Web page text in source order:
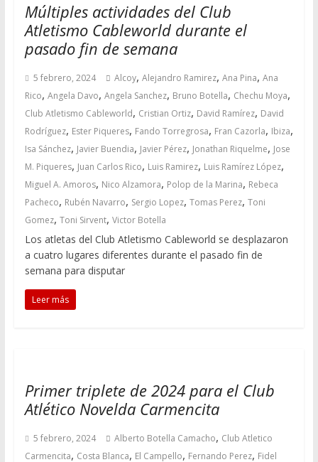
Múltiples actividades del Club
Atletismo Cableworld durante el
pasado fin de semana
5 febrero, 2024 Alcoy, Alejandro Ramirez, Ana Pina, Ana
Rico, Angela Davo, Angela Sanchez, Bruno Botella, Chechu Moya,
Club Atletismo Cableworld, Cristian Ortiz, David Ramírez, David
Rodríguez, Ester Piqueres, Fando Torregrosa, Fran Cazorla, Ibiza,
Isa Sánchez, Javier Buendia, Javier Pérez, Jonathan Riquelme, Jose
M. Piqueres, Juan Carlos Rico, Luis Ramirez, Luis Ramírez López,
Miguel A. Amoros, Nico Alzamora, Polop de la Marina, Rebeca
Pacheco, Rubén Navarro, Sergio Lopez, Tomas Perez, Toni
Gomez, Toni Sirvent, Victor Botella
Los atletas del Club Atletismo Cableworld se desplazaron
a cuatro lugares diferentes durante el pasado fin de
semana para disputar
Leer más
Primer triplete de 2024 para el Club
Atlético Novelda Carmencita
5 febrero, 2024 Alberto Botella Camacho, Club Atletico
Carmencita, Costa Blanca, El Campello, Fernando Perez, Fidel